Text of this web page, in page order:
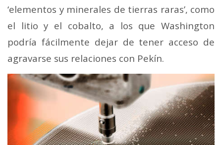
‘elementos y minerales de tierras raras’, como
el litio y el cobalto, a los que Washington
podría fácilmente dejar de tener acceso de
agravarse sus relaciones con Pekín.